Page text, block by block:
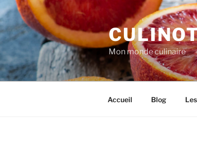
Aller
au
contenu
principal
Mon monde culinaire
Accueil Blog